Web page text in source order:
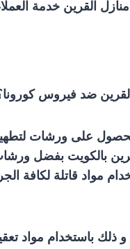
القرين خدمة
ضد فيروس
على ورشات
بالكويت بفضل
مواد قاتلة لكافة
ذلك باستخدام مواد